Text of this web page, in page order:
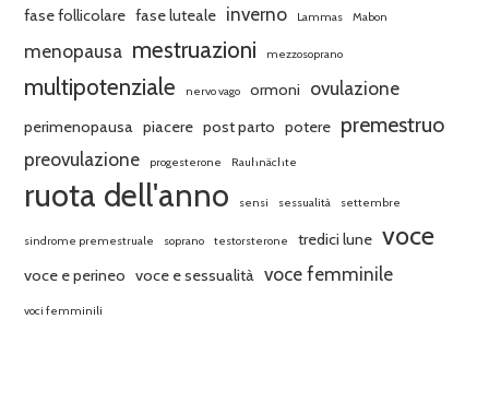
fase follicolare fase luteale inverno Lammas Mabon
menopausa mestruazioni mezzosoprano
multipotenziale nervo vago ormoni ovulazione
perimenopausa piacere post parto potere premestruo
preovulazione progesterone Rauhnächte
ruota dell'anno sensi sessualità settembre
sindrome premestruale soprano testorsterone tredici lune voce
voce e perineo voce e sessualità voce femminile
voci femminili